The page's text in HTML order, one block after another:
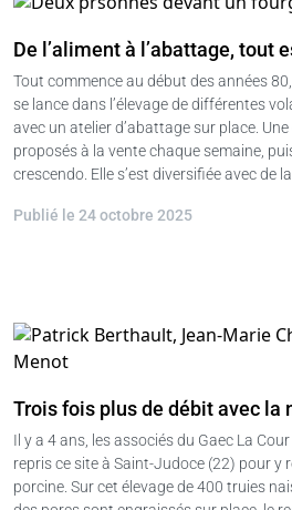
De l’aliment à l’abattage, tout
Tout commence au début des années
se lance dans l’élevage de différentes
avec un atelier d’abattage sur place.
proposés à la vente chaque semaine,
crescendo. Elle s’est diversifiée avec de
Publié le 24 octobre 2025
Trois fois plus de débit avec la
Il y a 4 ans, les associés du Gaec La
repris ce site à Saint-Judoce (22) pour y
porcine. Sur cet élevage de 400 truies